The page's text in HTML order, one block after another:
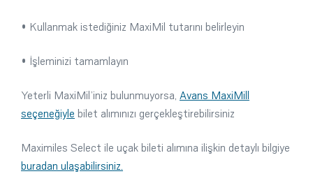
• Kullanmak istediğiniz MaxiMil tutarını belirleyin
• İşleminizi tamamlayın
Yeterli MaxiMil’iniz bulunmuyorsa, Avans MaxiMill
seçeneğiyle bilet alımınızı gerçekleştirebilirsiniz
Maximiles Select ile uçak bileti alımına ilişkin detaylı bilgiye
buradan ulaşabilirsiniz.